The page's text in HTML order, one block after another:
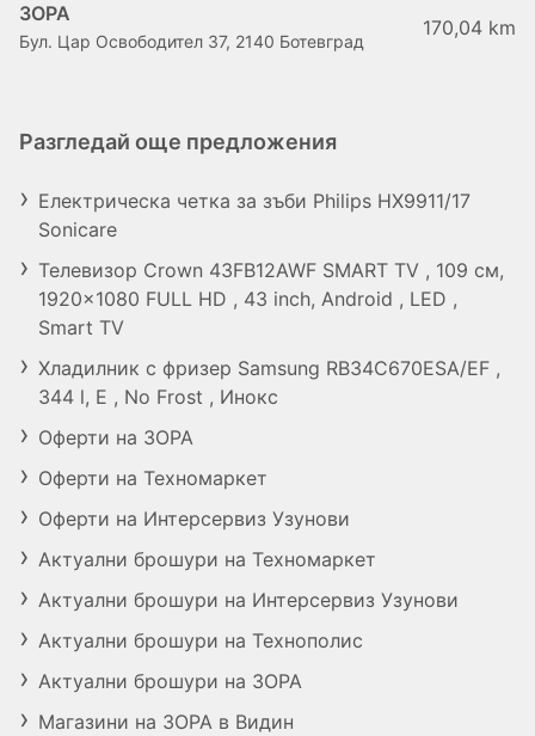
ЗОРА
Бул. Цар Освободител 37, 2140 Ботевград
170,04 km
Разгледай още предложения
Електрическа четка за зъби Philips HX9911/17
Sonicare
Телевизор Crown 43FB12AWF SMART TV , 109 см,
1920x1080 FULL HD , 43 inch, Android , LED ,
Smart TV
Хладилник с фризер Samsung RB34C670ESA/EF ,
344 l, E , No Frost , Инокс
Оферти на ЗОРА
Оферти на Техномаркет
Оферти на Интерсервиз Узунови
Актуални брошури на Техномаркет
Актуални брошури на Интерсервиз Узунови
Актуални брошури на Технополис
Актуални брошури на ЗОРА
Магазини на ЗОРА в Видин